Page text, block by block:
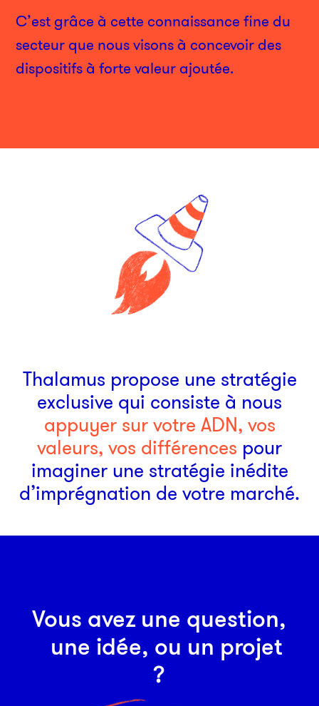
C’est grâce à cette connaissance fine du
secteur que nous visons à concevoir des
dispositifs à forte valeur ajoutée.
Thalamus propose une stratégie
exclusive qui consiste à nous
appuyer sur votre ADN, vos
valeurs, vos différences pour
imaginer une stratégie inédite
d’imprégnation de votre marché.
Vous avez une question,
une idée, ou un projet
?